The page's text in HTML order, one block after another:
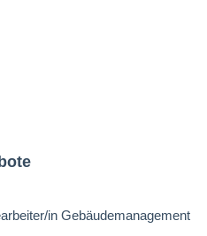
in Gebäudemanagement